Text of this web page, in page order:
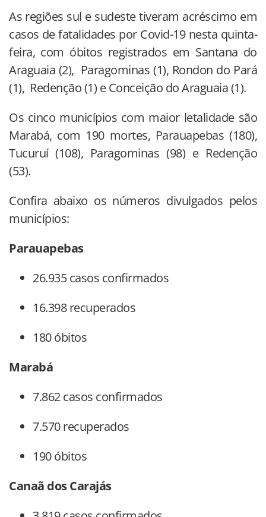
As regiões sul e sudeste tiveram acréscimo em
casos de fatalidades por Covid-19 nesta quinta-
feira, com óbitos registrados em Santana do
Araguaia (2), Paragominas (1), Rondon do Pará
(1), Redenção (1) e Conceição do Araguaia (1).
Os cinco municípios com maior letalidade são
Marabá, com 190 mortes, Parauapebas (180),
Tucuruí (108), Paragominas (98) e Redenção
(53).
Confira abaixo os números divulgados pelos
municípios:
Parauapebas
26.935 casos confirmados
16.398 recuperados
180 óbitos
Marabá
7.862 casos confirmados
7.570 recuperados
190 óbitos
Canaã dos Carajás